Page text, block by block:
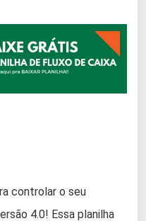
controlar o seu
4.0! Essa planilha